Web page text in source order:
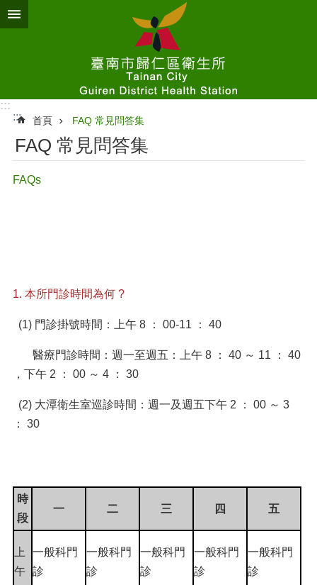
跳到主要內容區塊
:::
:::
首頁 FAQ 常見問答集
FAQ 常見問答集
FAQs
1. 本所門診時間為何 ?
(1) 門診掛號時間：上午 8 ： 00-11 ： 40
醫療門診時間：週一至週五：上午 8 ： 40 ～ 11 ： 40
，下午 2 ： 00 ～ 4 ： 30
(2) 大潭衛生室巡診時間：週一及週五下午 2 ： 00 ～ 3
： 30
時
段
一 二 三 四 五
上
午
一般科門
診
一般科門
診
一般科門
診
一般科門
診
一般科門
診